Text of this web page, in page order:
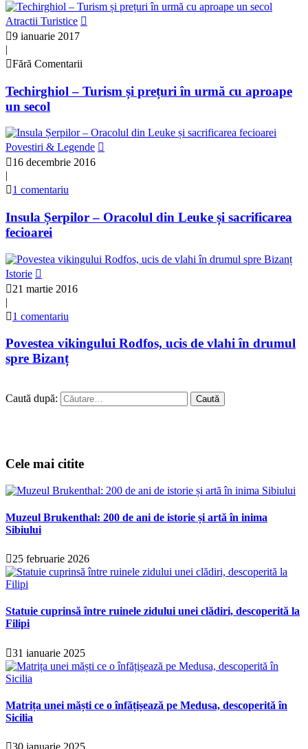
Atractii Turistice
9 ianuarie 2017
|
Fără Comentarii
Techirghiol – Turism și prețuri în urmă cu aproape
un secol
Povestiri & Legende
16 decembrie 2016
|
1 comentariu
Insula Șerpilor – Oracolul din Leuke și sacrificarea
fecioarei
Istorie
21 martie 2016
|
1 comentariu
Povestea vikingului Rodfos, ucis de vlahi în drumul
spre Bizanț
Caută după:
Cele mai citite
Muzeul Brukenthal: 200 de ani de istorie și artă în inima
Sibiului
25 februarie 2026
Statuie cuprinsă între ruinele zidului unei clădiri, descoperită la
Filipi
31 ianuarie 2025
Matrița unei măști ce o înfățișează pe Medusa, descoperită în
Sicilia